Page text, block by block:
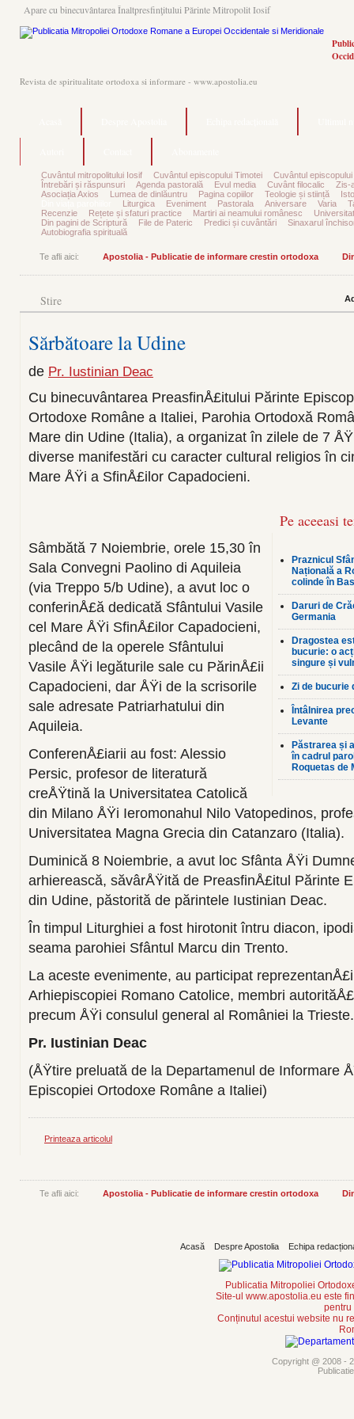
Apare cu binecuvântarea Înaltpresfinţitului Părinte Mitropolit Iosif
Revista de spiritualitate ortodoxa si informare - www.apostolia.eu
Cuvântul mitropolitului Iosif Cuvântul episcopului Timotei
Cuvântul episcopului
Întrebări și răspunsuri
Agenda pastorală Evul media Cuvânt filocalic
Zis-
Asociația Axios
Lumea de dinlăuntru Pagina copiilor Teologie și stiință
Liturgica Eveniment Pastorala Aniversare Varia
Recenzie
Rețete și sfaturi practice Martiri ai neamului românesc
Din pagini de Scriptură
File de Pateric Predici și cuvântări
Sinaxarul
Autobiografia spirituală
Te afli aici: Apostolia - Publicatie de informare crestin ortodoxa
Stire
Sărbătoare la Udine
de Pr. Iustinian Deac
Cu binecuvântarea PreasfinÅ£itului Părinte
Ortodoxe Române a Italiei, Parohia Ortodoxă
Mare din Udine (Italia), a organizat în zilele de 7
diverse manifestări cu caracter cultural religios în
Mare ÅŸi a SfinÅ£ilor Capadocieni.
Pe aceeasi
Praznicul
Națională a
colinde în
Daruri de
Germania
Dragostea
bucurie: o
singure și
Zi de bucurie
Întâlnirea
Levante
Păstrarea și
în cadrul
Roquetas de
Sâmbătă 7 Noiembrie, orele 15,30 în
Sala Convegni Paolino di Aquileia
(via Treppo 5/b Udine), a avut loc o
conferinÅ£ă dedicată Sfântului Vasile
cel Mare ÅŸi SfinÅ£ilor Capadocieni,
plecând de la operele Sfântului
Vasile ÅŸi legăturile sale cu PărinÅ£ii
Capadocieni, dar ÅŸi de la scrisorile
sale adresate Patriarhatului din
Aquileia.
ConferenÅ£iarii au fost: Alessio
Persic, profesor de literatură
creÅŸtină la Universitatea Catolică
din Milano ÅŸi Ieromonahul Nilo Vatopedinos,
Universitatea Magna Grecia din Catanzaro (Italia).
Duminică 8 Noiembrie, a avut loc Sfânta ÅŸi
arhierească, săvârÅŸită de PreasfinÅ£itul Părinte
din Udine, păstorită de părintele Iustinian Deac.
În timpul Liturghiei a fost hirotonit întru diacon,
seama parohiei Sfântul Marcu din Trento.
La aceste evenimente, au participat
Arhiepiscopiei Romano Catolice, membri
precum ÅŸi consulul general al României la Trieste.
Pr. Iustinian Deac
(ÅŸtire preluată de la Departamenul de Informare
Episcopiei Ortodoxe Române a Italiei)
Printeaza articolul
Te afli aici: Apostolia - Publicatie de informare crestin ortodoxa
Acasă Despre Apostolia Echipa
Publicatia Mitropoliei
Site-ul www.apostolia.eu este
pentru
Conținutul acestui website nu
Copyright @ 2008 -